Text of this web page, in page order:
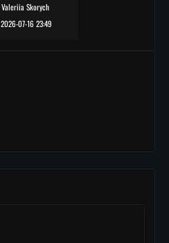
Valeriia Skorych
2026-07-16 23:49